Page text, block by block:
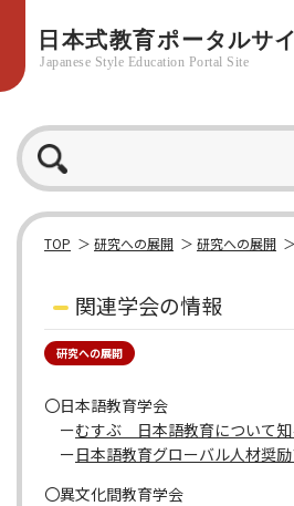
TOP 研究への展開 研究への展開
関連学会の情報
研究への展開
〇日本語教育学会
ーむすぶ 日本語教育について知
ー日本語教育グローバル人材奨
〇異文化間教育学会